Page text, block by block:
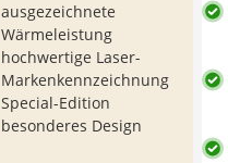
ausgezeichnete
Wärmeleistung
hochwertige Laser-
Markenkennzeichnung
Special-Edition
besonderes Design